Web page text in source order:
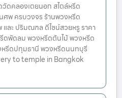
ดคลองเตยนอก สไตล์หรีด
ศพ ครบวงจร ร้านพวงหรีด
ละ ปริมณฑล ดีไซน์สวยหรู ราคา
ดพัดลม พวงหรีดต้นไม้ พวงหรีด
หรีดปทุมธานี พวงหรีดนนทบุรี
to temple in Bangkok